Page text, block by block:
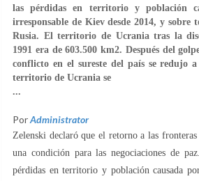
las pérdidas en territorio y población
irresponsable de Kiev desde 2014, y
Rusia. El territorio de Ucrania tras la
1991 era de 603.500 km2. Después del
conflicto en el sureste del país se redujo
territorio de Ucrania se
...
PorAdministrator
Zelenski declaró que el retorno a las
una condición para las negociaciones de
pérdidas en territorio y población causada